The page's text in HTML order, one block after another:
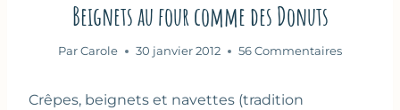
Beignets au four comme des Donuts
Par Carole 30 janvier 2012 56 Commentaires
Crêpes, beignets et navettes (tradition